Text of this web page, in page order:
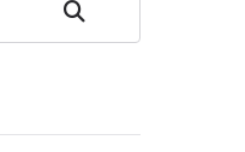
Rechercher